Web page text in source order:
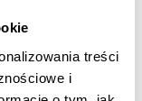
treści
i
Panem Janem
wypowiedzenia